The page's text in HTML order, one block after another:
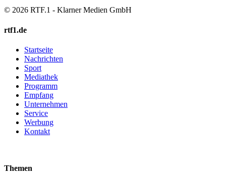
© 2026 RTF.1 - Klarner Medien GmbH
rtf1.de
Startseite
Nachrichten
Sport
Mediathek
Programm
Empfang
Unternehmen
Service
Werbung
Kontakt
Themen